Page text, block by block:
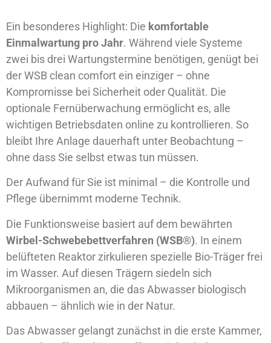
Ein besonderes Highlight: Die komfortable
Einmalwartung pro Jahr. Während viele Systeme
zwei bis drei Wartungstermine benötigen, genügt bei
der WSB clean comfort ein einziger – ohne
Kompromisse bei Sicherheit oder Qualität. Die
optionale Fernüberwachung ermöglicht es, alle
wichtigen Betriebsdaten online zu kontrollieren. So
bleibt Ihre Anlage dauerhaft unter Beobachtung –
ohne dass Sie selbst etwas tun müssen.
Der Aufwand für Sie ist minimal – die Kontrolle und
Pflege übernimmt moderne Technik.
Die Funktionsweise basiert auf dem bewährten
Wirbel-Schwebebettverfahren (WSB®). In einem
belüfteten Reaktor zirkulieren spezielle Bio-Träger frei
im Wasser. Auf diesen Trägern siedeln sich
Mikroorganismen an, die das Abwasser biologisch
abbauen – ähnlich wie in der Natur.
Das Abwasser gelangt zunächst in die erste Kammer,